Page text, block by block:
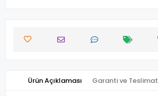
Ürün Açıklaması Garanti ve Teslimat